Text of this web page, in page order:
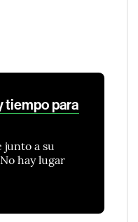
tiempo para
a su
hay lugar